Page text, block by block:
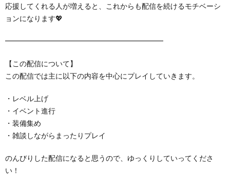
応援してくれる人が増えると、これからも配信を続けるモチベーシ
ョンになります💖
━━━━━━━━━━━━━━━━━━━━━━
【この配信について】
この配信では主に以下の内容を中心にプレイしていきます。
・レベル上げ
・イベント進行
・装備集め
・雑談しながらまったりプレイ
のんびりした配信になると思うので、ゆっくりしていってくださ
い！